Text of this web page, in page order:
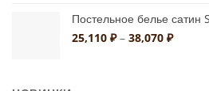
составляла
34,100 ₽.
30,690
Постельное белье сатин
25,110 ₽ – 38,070 ₽